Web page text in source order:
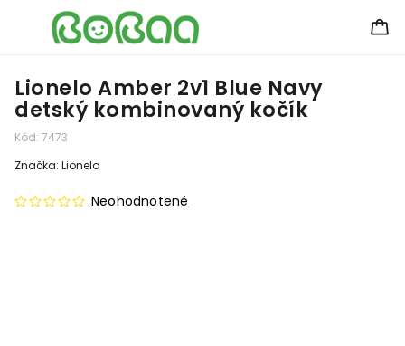
Lionelo Amber 2v1 Blue Navy
detský kombinovaný kočík
Kód: 7473
Neohodnotené
Značka: Lionelo